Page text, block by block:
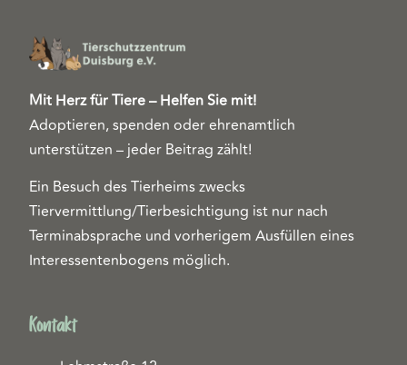
Mit Herz für Tiere – Helfen Sie mit!
Adoptieren, spenden oder ehrenamtlich
unterstützen – jeder Beitrag zählt!
Ein Besuch des Tierheims zwecks
Tiervermittlung/Tierbesichtigung ist nur nach
Terminabsprache und vorherigem Ausfüllen eines
Interessentenbogens möglich.
Kontakt